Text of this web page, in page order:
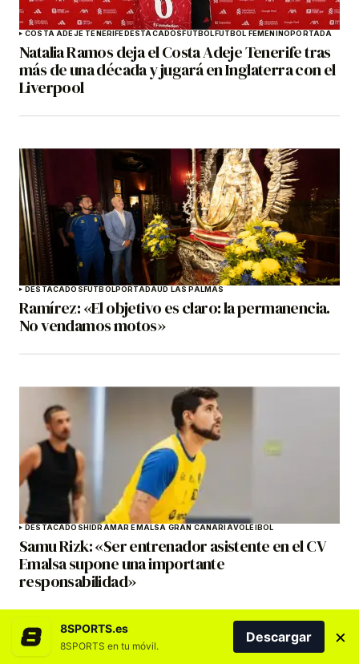
COSTA ADEJE TENERIFEDESTACADOSFÚTBOLFÚTBOL FEMENINOPORTADA
Natalia Ramos deja el Costa Adeje Tenerife tras
más de una década y jugará en Inglaterra con el
Liverpool
DESTACADOSFÚTBOLPORTADAUD LAS PALMAS
Ramírez: «El objetivo es claro: la permanencia.
No vendamos motos»
DESTACADOSHIDRAMAR EMALSA GRAN CANARIAVOLEIBOL
Samu Rizk: «Ser entrenador asistente en el CV
Emalsa supone una importante
responsabilidad»
8SPORTS.es
8SPORTS en tu móvil.
Descargar ×